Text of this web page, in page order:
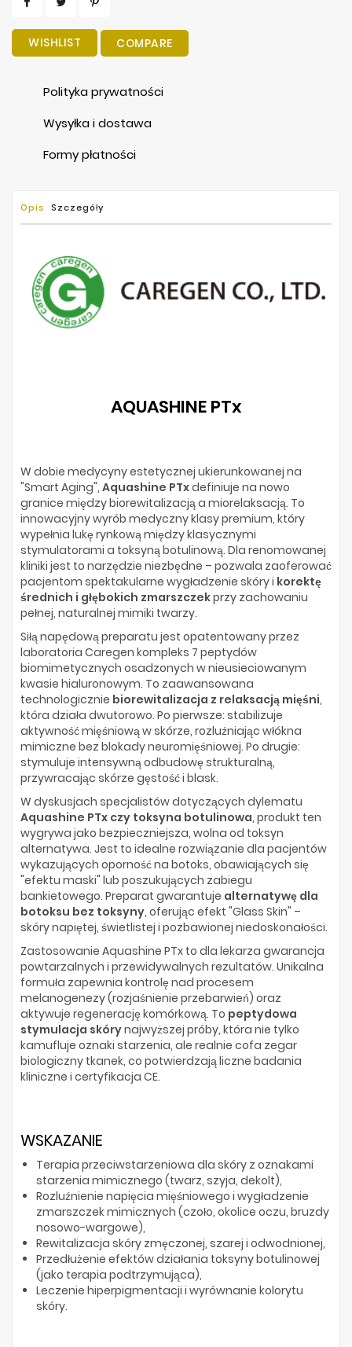
WISHLIST COMPARE
Polityka prywatności
Wysyłka i dostawa
Formy płatności
Opis Szczegóły
AQUASHINE PTx
W dobie medycyny estetycznej ukierunkowanej na
"Smart Aging", Aquashine PTxdefiniuje na nowo
granice między biorewitalizacją a miorelaksacją. To
innowacyjny wyrób medyczny klasy premium, który
wypełnia lukę rynkową między klasycznymi
stymulatorami a toksyną botulinową. Dla renomowanej
kliniki jest to narzędzie niezbędne – pozwala zaoferować
pacjentom spektakularne wygładzenie skóry i korektę
średnich i głębokich zmarszczekprzy zachowaniu
pełnej, naturalnej mimiki twarzy.
Siłą napędową preparatu jest opatentowany przez
laboratoria Caregen kompleks 7 peptydów
biomimetycznych osadzonych w nieusieciowanym
kwasie hialuronowym. To zaawansowana
technologicznie biorewitalizacja z relaksacją mięśni,
która działa dwutorowo. Po pierwsze: stabilizuje
aktywność mięśniową w skórze, rozluźniając włókna
mimiczne bez blokady neuromięśniowej. Po drugie:
stymuluje intensywną odbudowę strukturalną,
przywracając skórze gęstość i blask.
W dyskusjach specjalistów dotyczących dylematu
Aquashine PTx czy toksyna botulinowa, produkt ten
wygrywa jako bezpieczniejsza, wolna od toksyn
alternatywa. Jest to idealne rozwiązanie dla pacjentów
wykazujących oporność na botoks, obawiających się
"efektu maski" lub poszukujących zabiegu
bankietowego. Preparat gwarantuje alternatywę dla
botoksu bez toksyny, oferując efekt "Glass Skin" –
skóry napiętej, świetlistej i pozbawionej niedoskonałości.
Zastosowanie Aquashine PTx to dla lekarza gwarancja
powtarzalnych i przewidywalnych rezultatów. Unikalna
formuła zapewnia kontrolę nad procesem
melanogenezy (rozjaśnienie przebarwień) oraz
aktywuje regenerację komórkową. To peptydowa
stymulacja skórynajwyższej próby, która nie tylko
kamufluje oznaki starzenia, ale realnie cofa zegar
biologiczny tkanek, co potwierdzają liczne badania
kliniczne i certyfikacja CE.
WSKAZANIE
Terapia przeciwstarzeniowa dla skóry z oznakami
starzenia mimicznego (twarz, szyja, dekolt),
Rozluźnienie napięcia mięśniowego i wygładzenie
zmarszczek mimicznych (czoło, okolice oczu, bruzdy
nosowo-wargowe),
Rewitalizacja skóry zmęczonej, szarej i odwodnionej,
Przedłużenie efektów działania toksyny botulinowej
(jako terapia podtrzymująca),
Leczenie hiperpigmentacji i wyrównanie kolorytu
skóry.